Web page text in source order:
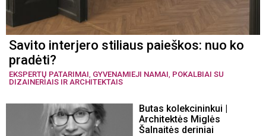
Savito interjero stiliaus paieškos: nuo ko
pradėti?
EKSPERTŲ PATARIMAI GYVENAMIEJI NAMAI POKALBIAI SU
DIZAINERIAIS IR ARCHITEKTAIS
Butas kolekcininkui |
Architektės Miglės
Šalnaitės deriniai